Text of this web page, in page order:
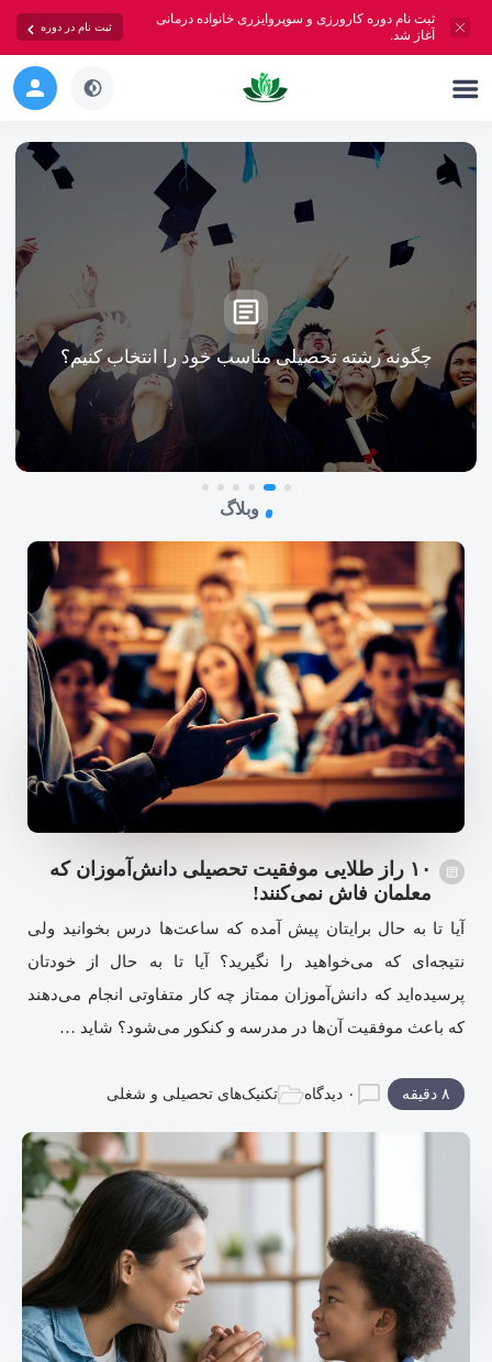
ثبت نام دوره کارورزی و سوپروایزری خانواده درمانی
آغاز شد.
ثبت نام در دوره
چگونه رشته تحصیلی مناسب خود را انتخاب کنیم؟
وبلاگ
۱۰ راز طلایی موفقیت تحصیلی دانش‌آموزان که
معلمان فاش نمی‌کنند!
آیا تا به حال برایتان پیش آمده که ساعت‌ها درس بخوانید ولی
نتیجه‌ای که می‌خواهید را نگیرید؟ آیا تا به حال از خودتان
پرسیده‌اید که دانش‌آموزان ممتاز چه کار متفاوتی انجام می‌دهند
که باعث موفقیت آن‌ها در مدرسه و کنکور می‌شود؟ شاید …
۸ دقیقه ۰ دیدگاه تکنیک‌های تحصیلی و شغلی